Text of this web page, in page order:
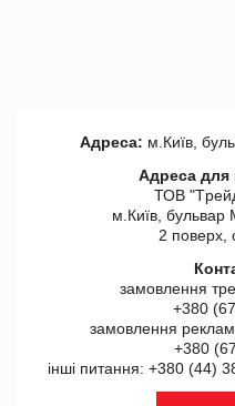
Адреса: м.Київ,
Адреса для
ТОВ
м.Київ, бульвар
2
замовлення
+380
замовлення
+380
інші питання: +380 (44)